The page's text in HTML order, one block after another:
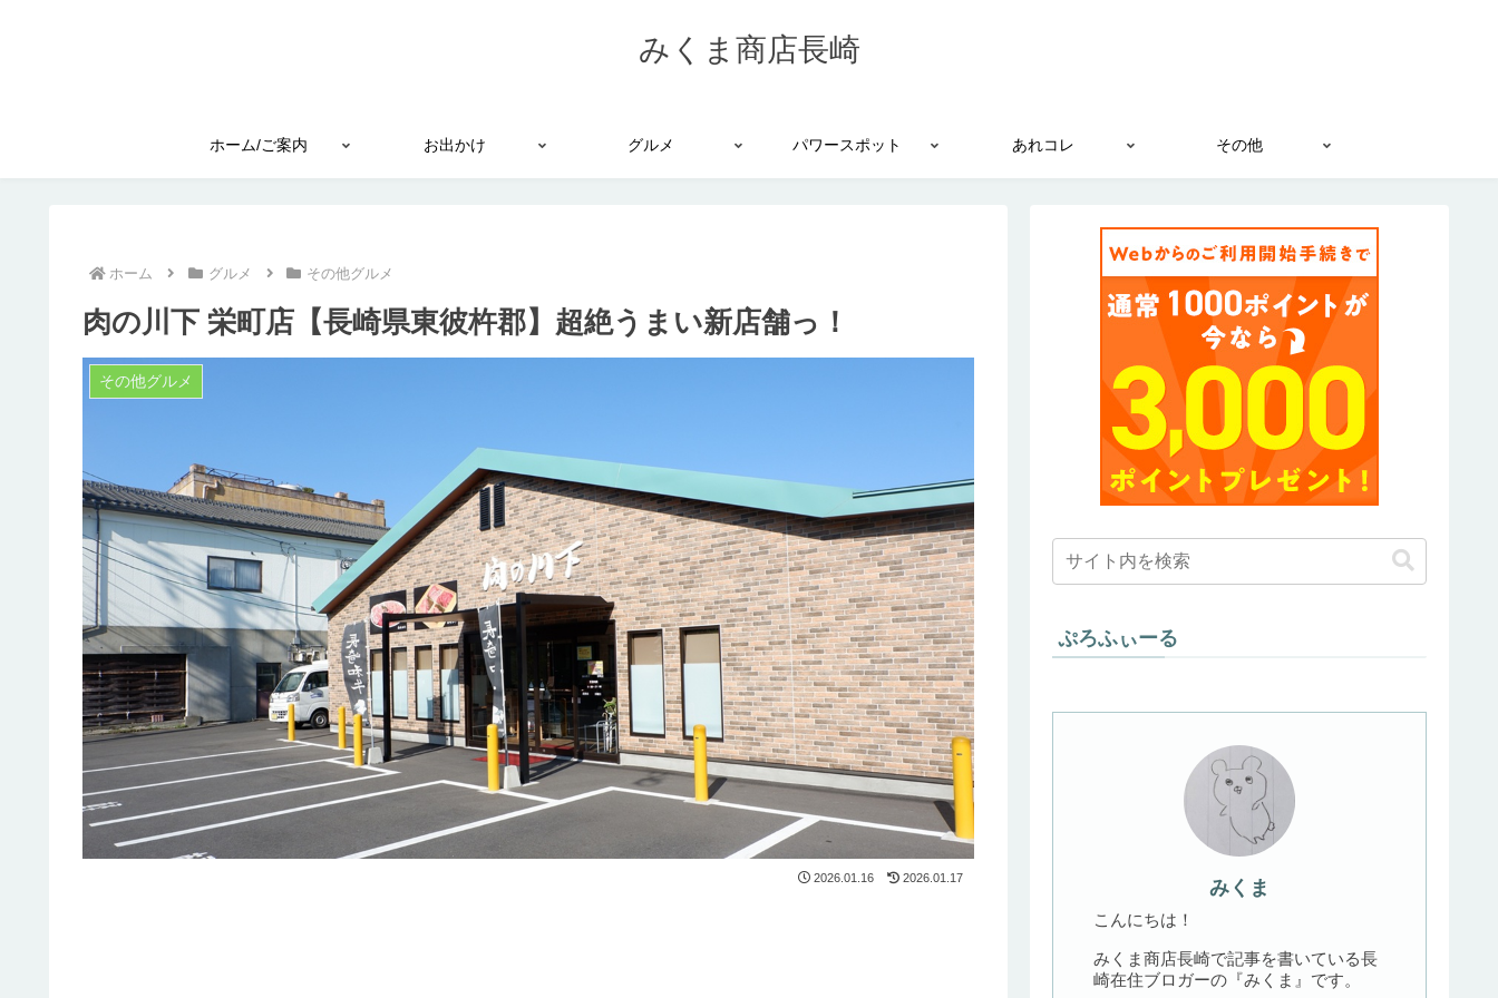
みくま商店長崎
ホーム/ご案内 お出かけ グルメ パワースポット あれコレ その他
ホーム グルメ その他グルメ
肉の川下 栄町店【長崎県東彼杵郡】超絶うまい新店舗っ！
その他グルメ
2026.01.16 2026.01.17
ぷろふぃーる
みくま
こんにちは！
みくま商店長崎で記事を書いている長
崎在住ブロガーの『みくま』です。